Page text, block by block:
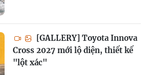
[GALLERY] Toyota Innova
Cross 2027 mới lộ diện, thiết kế
"lột xác"